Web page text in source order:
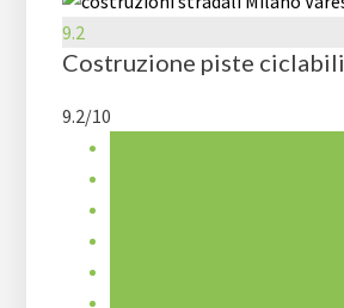
9.2
Costruzione piste ciclabili
9.2/10